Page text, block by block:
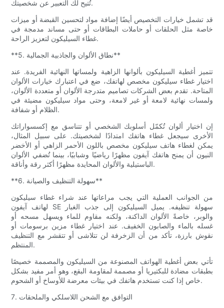
تُتيح لك التعبير عن شخصيتك.
قد تشمل خيارات التخصيص أيضًا إضافة مواد لتحسين القبضة أو ميزات
خاصة مثل الحلقات أو حاملات البطاقات أو حتى مساند مدمجة في
غطاء السيليكون لتعزيز الراحة.
**5. نطاق الألوان والجاذبية الجمالية**
تتميز أغطية السيليكون بألوانها الزاهية ولمساتها النهائية الفريدة. عند
اختيار غطاء سيليكون مخصص لهاتفك، ضع في اعتبارك خيارات الألوان
المتاحة. تقدم بعض الشركات تصاميم متدرجة الألوان أو متعددة الألوان،
ولمسات نهائية لامعة أو غير لامعة، وحتى مواد سيليكون مضيئة في
الظلام أو شفافة.
إن اختيار ألوان تُكمّل أسلوبك الشخصي أو تتناسق مع إكسسواراتك
الأخرى سيجعل غطاء هاتفك امتدادًا لشخصيتك. على سبيل المثال،
يمكن لغطاء هاتف سيليكون مخصص باللون الأحمر الزاهي أو الأخضر
النيون أن يمنح هاتفك آيفون مظهرًا رياضيًا وشبابيًا، بينما تُضفي الألوان
الباستيلية والألوان المحايدة مظهرًا أكثر رقة وأناقة.
**6. سهولة التنظيف والصيانة**
من الجوانب العملية التي يجب مراعاتها عند شراء غطاء سيليكون
لهاتف آيفون SE سهولة تنظيفه. يميل السيليكون إلى جذب الغبار
والوبر، خاصةً الألوان الداكنة، ولكنه مقاوم للماء ويسهل مسحه أو
غسله بالماء والصابون الخفيف. عند اختيار غطاء مزين برسومات أو
نقوش بارزة، تأكد من أن الزخرفة لن تتلاشى أو تتقشر مع التنظيف
المنتظم.
تأتي بعض أغطية الهواتف المصنوعة من السيليكون والمصممة خصيصًا
بطبقات مضادة للبكتيريا أو مصممة لمقاومة البقع، وهو أمر مفيد بشكل
خاص إذا كنت تستخدم هاتفك في بيئات معرضة للأوساخ أو الشحوم.
7. التوافق مع الشحن اللاسلكي والملحقات